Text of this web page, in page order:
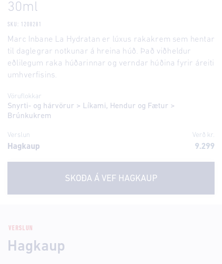
30ml
SKU: 1208281
Marc Inbane La Hydratan er lúxus rakakrem sem hentar
til daglegrar notkunar á hreina húð. Það viðheldur
eðlilegum raka húðarinnar og verndar húðina fyrir áreiti
umhverfisins.
Vöruflokkar
Snyrti- og hárvörur > Líkami, Hendur og Fætur >
Brúnkukrem
Verslun Verð kr.
Hagkaup 9.299
SKOÐA Á VEF HAGKAUP
VERSLUN
Hagkaup